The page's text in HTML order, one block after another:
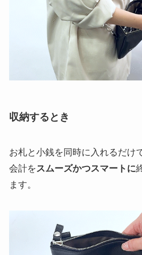
収納するとき
お札と小銭を同時に入れるだけ
会計を スムーズかつスマートに
ます。